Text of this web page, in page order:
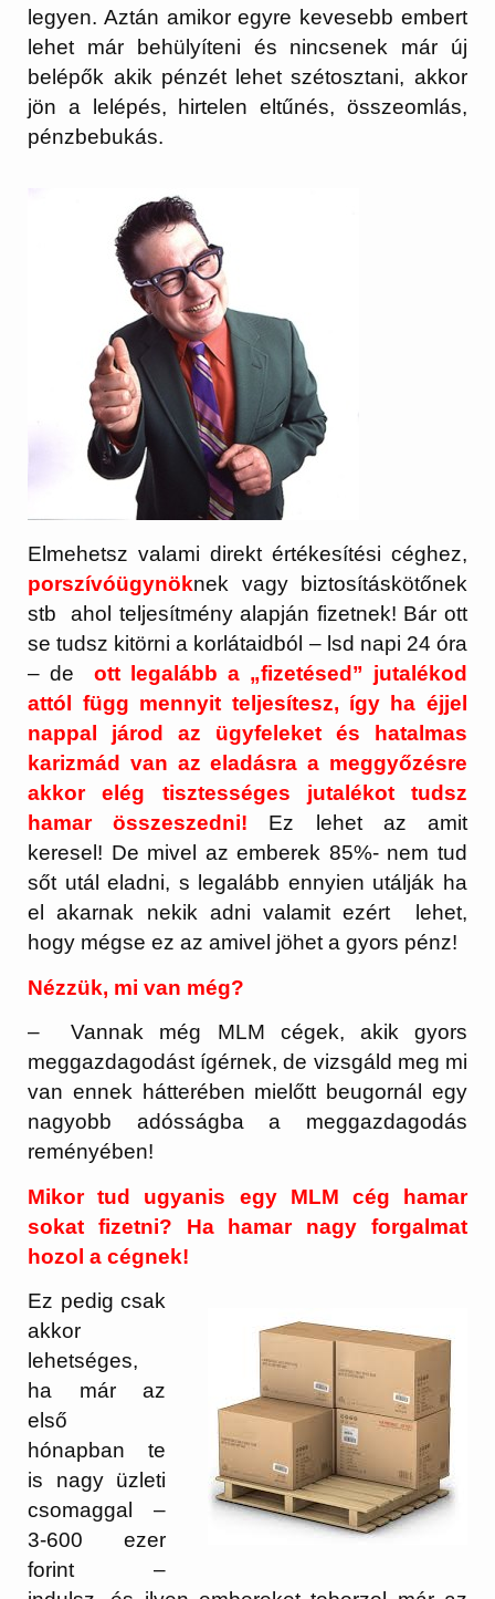
legyen. Aztán amikor egyre kevesebb embert
lehet már behülyíteni és nincsenek már új
belépők akik pénzét lehet szétosztani, akkor
jön a lelépés, hirtelen eltűnés, összeomlás,
pénzbebukás.
Elmehetsz valami direkt értékesítési céghez,
porszívóügynöknek vagy biztosításkötőnek
stb ahol teljesítmény alapján fizetnek! Bár ott
se tudsz kitörni a korlátaidból – lsd napi 24 óra
– deott legalább a „fizetésed” jutalékod
attól függ mennyit teljesítesz, így ha éjjel
nappal járod az ügyfeleket és hatalmas
karizmád van az eladásra a meggyőzésre
akkor elég tisztességes jutalékot tudsz
hamar összeszedni! Ez lehet az amit
keresel! De mivel az emberek 85%- nem tud
sőt utál eladni, s legalább ennyien utálják ha
el akarnak nekik adni valamit ezért lehet,
hogy mégse ez az amivel jöhet a gyors pénz!
Nézzük, mi van még?
– Vannak még MLM cégek, akik gyors
meggazdagodást ígérnek, de vizsgáld meg mi
van ennek hátterében mielőtt beugornál egy
nagyobb adósságba a meggazdagodás
reményében!
Mikor tud ugyanis egy MLM cég hamar
sokat fizetni? Ha hamar nagy forgalmat
hozol a cégnek!
Ez pedig csak
akkor
lehetséges,
ha már az
első
hónapban te
is nagy üzleti
csomaggal –
3-600 ezer
forint –